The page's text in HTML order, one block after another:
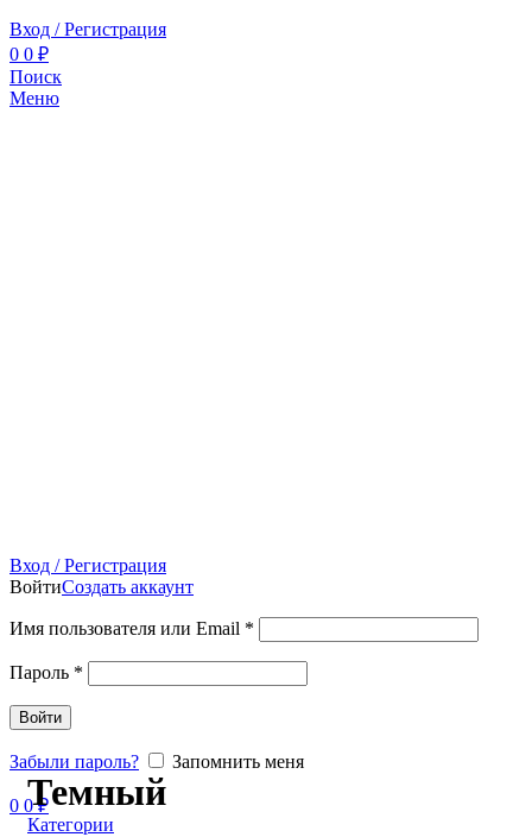
Вход / Регистрация
0 0 ₽
Поиск
Меню
Вход / Регистрация
ВойтиСоздать аккаунт
Имя пользователя или Email *
Пароль *
Войти
Забыли пароль? Запомнить меня
0 0₽
Темный
Категории